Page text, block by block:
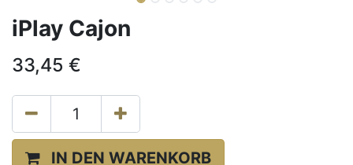
iPlay Cajon
33,45 €
IN DEN WARENKORB